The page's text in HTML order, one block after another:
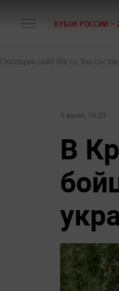
КУБОК РОССИИ —
Посещая сайт life.ru, Вы
5 июля, 10:33
В